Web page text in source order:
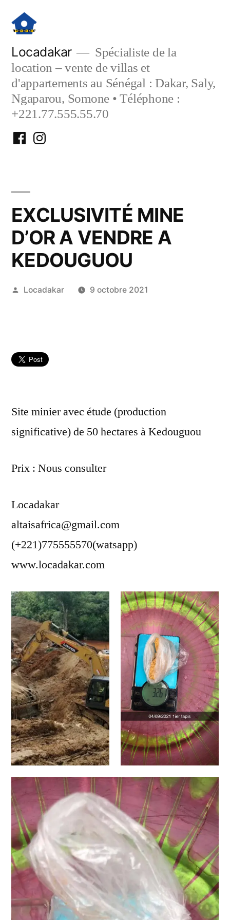
contenu
Locadakar
Spécialiste de la
location – vente de villas et
d'appartements au Sénégal : Dakar, Saly,
Ngaparou, Somone • Téléphone :
+221.77.555.55.70
FacebookInstagram
EXCLUSIVITÉ MINE
D’OR A VENDRE A
KEDOUGUOU
Publié
Locadakar 9 octobre 2021
Site minier avec étude (production
significative) de 50 hectares à Kedouguou
Prix : Nous consulter
Locadakar
altaisafrica@gmail.com
(+221)775555570(watsapp)
www.locadakar.com